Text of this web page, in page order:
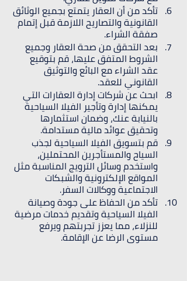
تأكد من أن العقار يتمتع بجميع الوثائق
القانونية والتصاريح اللازمة قبل إتمام
صفقة الشراء.
بعد التحقق من صحة العقار وجميع
الشروط المتفق عليها، قم بتوقيع
عقد الشراء مع البائع والتوثيق
القانوني للعقد.
ابحث عن شركات إدارة العقارات التي
يمكنها إدارة وتأجير الفيلا السياحية
بالنيابة عنك، وضمان استثمارها
وتحقيق عوائد مالية مستدامة.
قم بتسويق الفيلا السياحية لجذب
السياح والمستأجرين المحتملين،
واستخدم وسائل الترويج المناسبة مثل
المواقع الإلكترونية والشبكات
الاجتماعية ووكالات السفر.
تأكد من الحفاظ على جودة وصيانة
الفيلا السياحية وتقديم خدمات مرضية
للنزلاء، مما يعزز تجربتهم ويرفع
مستوى الرضا عن الإقامة.